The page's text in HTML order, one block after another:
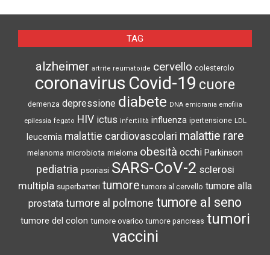
TAG
alzheimer artrite reumatoide cervello colesterolo
coronavirus Covid-19 cuore
demenza depressione diabete DNA emicrania emofilia
epilessia fegato HIV ictus infertilità influenza ipertensione LDL
leucemia malattie cardiovascolari malattie rare
melanoma microbiota mieloma obesità occhi Parkinson
pediatria psoriasi SARS-CoV-2 sclerosi
multipla superbatteri tumore tumore al cervello tumore alla
prostata tumore al polmone tumore al seno
tumore del colon tumore ovarico tumore pancreas tumori
vaccini